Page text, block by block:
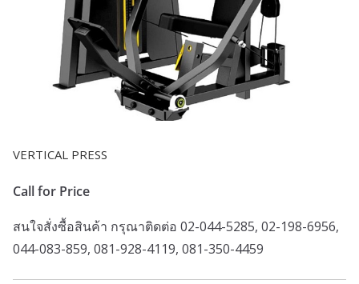
VERTICAL PRESS
Call for Price
สนใจสั่งซื้อสินค้า กรุณาติดต่อ 02-044-5285, 02-198-6956,
044-083-859, 081-928-4119, 081-350-4459